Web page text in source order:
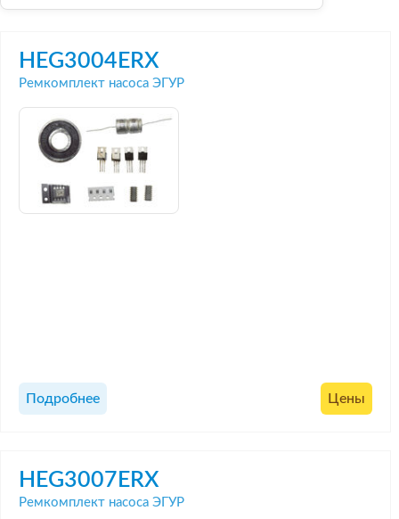
HEG3004ERX
Ремкомплект насоса ЭГУР
Подробнее Цены
HEG3007ERX
Ремкомплект насоса ЭГУР